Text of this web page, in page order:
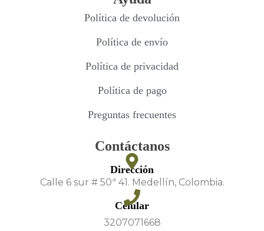
Política de devolución
Política de envío
Política de privacidad
Política de pago
Preguntas frecuentes
Contáctanos
Dirección
Calle 6 sur # 50ª 41. Medellín, Colombia.
Celular
3207071668